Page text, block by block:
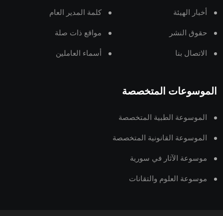
أخبار الهيئة كلمة المدير العام
حقوق النشر مواقع ذات صلة
الاتصال بنا أسماء العاملين
الموسوعات المتخصصة
الموسوعة الطبية المتخصصة
الموسوعة القانونية المتخصصة
موسوعة الآثار في سورية
موسوعة العلوم والتقانات